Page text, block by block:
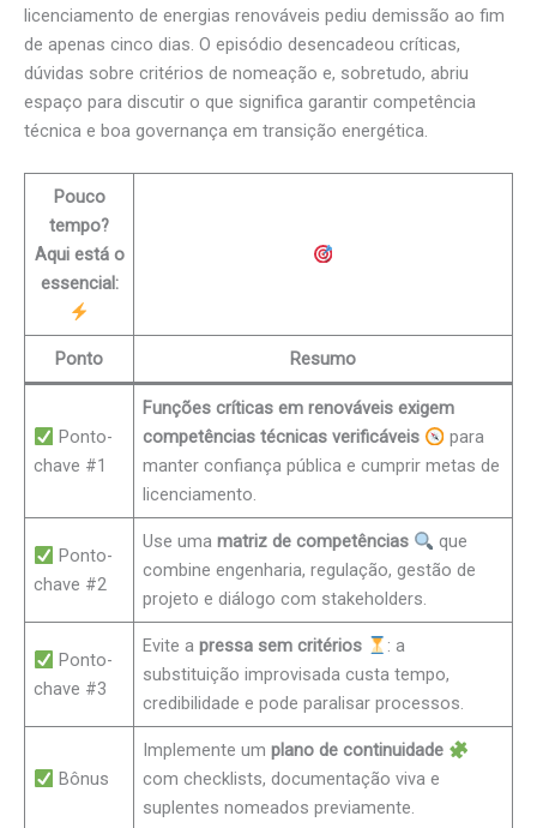
licenciamento de energias renováveis pediu demissão ao fim
de apenas cinco dias. O episódio desencadeou críticas,
dúvidas sobre critérios de nomeação e, sobretudo, abriu
espaço para discutir o que significa garantir competência
técnica e boa governança em transição energética.
Pouco
tempo?
Aqui está o
essencial:
Ponto Resumo
Ponto-
chave #1
Funções críticas em renováveis exigem
competências técnicas verificáveis
para
manter confiança pública e cumprir metas de
licenciamento.
Ponto-
chave #2
Use umamatriz de competências
que
combine engenharia, regulação, gestão de
projeto e diálogo com stakeholders.
Ponto-
chave #3
Evite apressa sem critérios
: a
substituição improvisada custa tempo,
credibilidade e pode paralisar processos.
Bônus
Implemente umplano de continuidade
com checklists, documentação viva e
suplentes nomeados previamente.